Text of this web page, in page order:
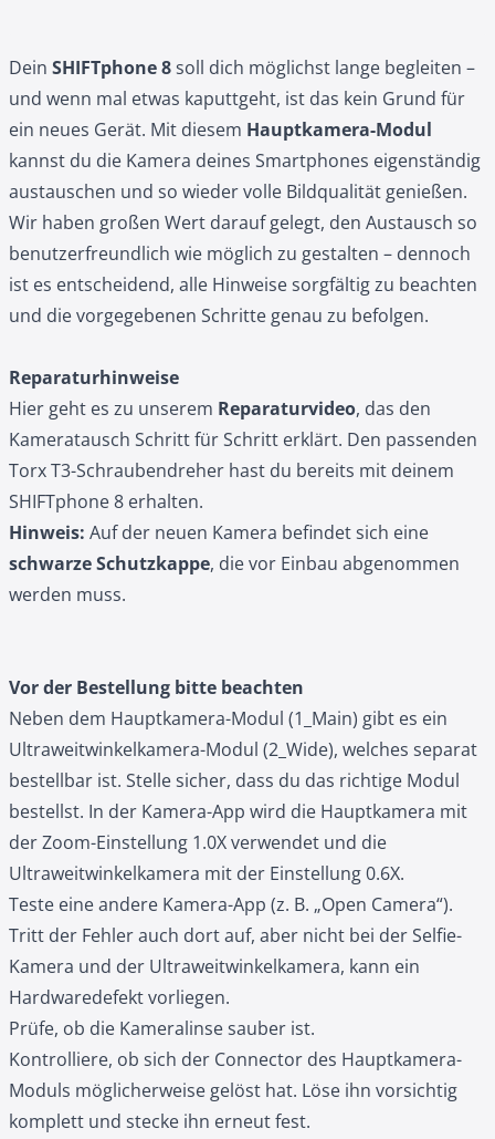
Dein SHIFTphone 8soll dich möglichst lange begleiten –
und wenn mal etwas kaputtgeht, ist das kein Grund für
ein neues Gerät. Mit diesem Hauptkamera-Modul
kannst du die Kamera deines Smartphones eigenständig
austauschen und so wieder volle Bildqualität genießen.
Wir haben großen Wert darauf gelegt, den Austausch so
benutzerfreundlich wie möglich zu gestalten – dennoch
ist es entscheidend, alle Hinweise sorgfältig zu beachten
und die vorgegebenen Schritte genau zu befolgen.
Reparaturhinweise
Hier geht es zu unserem Reparaturvideo, das den
Kameratausch Schritt für Schritt erklärt. Den passenden
Torx T3-Schraubendreher hast du bereits mit deinem
SHIFTphone 8 erhalten.
Hinweis: Auf der neuen Kamera befindet sich eine
schwarze Schutzkappe, die vor Einbau abgenommen
werden muss.
Vor der Bestellung bitte beachten
Neben dem Hauptkamera-Modul (1_Main) gibt es ein
Ultraweitwinkelkamera-Modul (2_Wide), welches separat
bestellbar ist. Stelle sicher, dass du das richtige Modul
bestellst. In der Kamera-App wird die Hauptkamera mit
der Zoom-Einstellung 1.0X verwendet und die
Ultraweitwinkelkamera mit der Einstellung 0.6X.
Teste eine andere Kamera-App (z. B. „Open Camera“).
Tritt der Fehler auch dort auf, aber nicht bei der Selfie-
Kamera und der Ultraweitwinkelkamera, kann ein
Hardwaredefekt vorliegen.
Prüfe, ob die Kameralinse sauber ist.
Kontrolliere, ob sich der Connector des Hauptkamera-
Moduls möglicherweise gelöst hat. Löse ihn vorsichtig
komplett und stecke ihn erneut fest.